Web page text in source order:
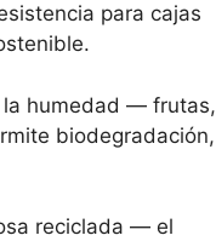
para cajas
la humedad — frutas,
biodegradación,
reciclada — el